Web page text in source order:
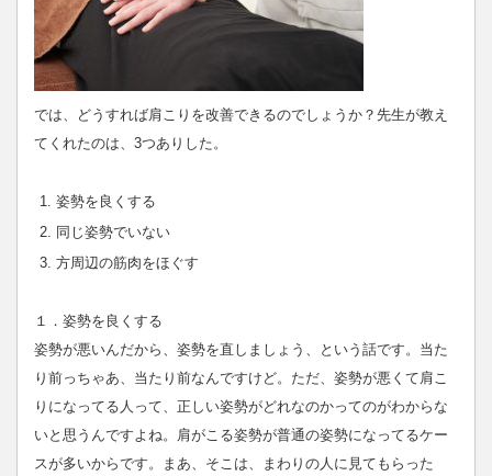
では、どうすれば肩こりを改善できるのでしょうか？先生が教え
てくれたのは、3つありした。
姿勢を良くする
同じ姿勢でいない
方周辺の筋肉をほぐす
１．姿勢を良くする
姿勢が悪いんだから、姿勢を直しましょう、という話です。当た
り前っちゃあ、当たり前なんですけど。ただ、姿勢が悪くて肩こ
りになってる人って、正しい姿勢がどれなのかってのがわからな
いと思うんですよね。肩がこる姿勢が普通の姿勢になってるケー
スが多いからです。まあ、そこは、まわりの人に見てもらった